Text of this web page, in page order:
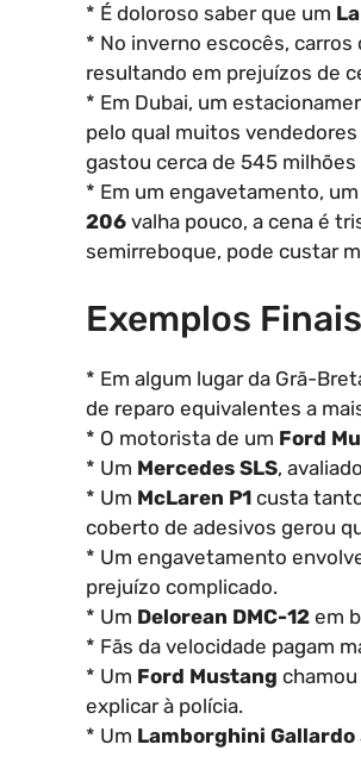
* É doloroso saber que um
* No inverno escocês,
resultando em prejuízos de
* Em Dubai, um
pelo qual muitos
gastou cerca de 545
* Em um engavetamento,
206 valha pouco, a cena é
semirreboque, pode custar
Exemplos
* Em algum lugar da Grã-
de reparo equivalentes a
* O motorista de um Ford
* Um Mercedes SLS,
* Um McLaren P1 custa
coberto de adesivos gerou
* Um engavetamento
prejuízo complicado.
* Um Delorean DMC-12 em
* Fãs da velocidade pagam
* Um Ford Mustang
explicar à polícia.
* Um Lamborghini Gallardo